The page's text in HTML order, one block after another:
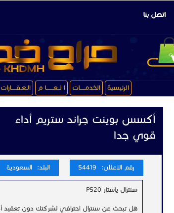
اتصل بنا
الرئيسية الخدمـــــات ا لــعـــــــا م الـعـقـــــارات
أكسس بوينت جراند ستريم أداء
قوي جدا
رقم الاعلان: 54419 البلد: السعودية
سنترال ياستار P520
هل تبحث عن سنترال احترافي لشركتك دون تعقيد